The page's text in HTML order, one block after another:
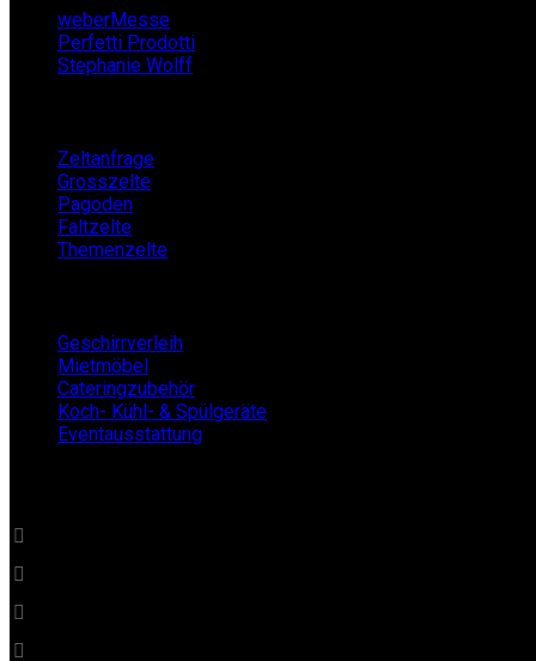
weberMesse
Perfetti Prodotti
Stephanie Wolff
Zeltanfrage
Grosszelte
Pagoden
Faltzelte
Themenzelte
Geschirrverleih
Mietmöbel
Cateringzubehör
Koch- Kühl- & Spülgeräte
Eventausstattung